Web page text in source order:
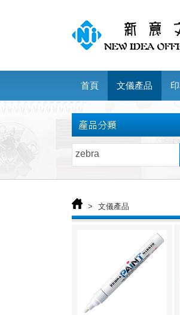
首頁 文儀產品
> 文儀產品